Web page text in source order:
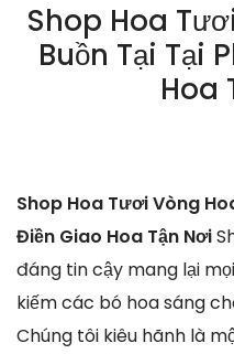
Shop Hoa
Buồn Tại Tại
Hoa
Shop Hoa Tươi Vòng
Điền Giao Hoa Tận Nơi
đáng tin cậy mang lại
kiếm các bó hoa sáng
Chúng tôi kiêu hãnh là